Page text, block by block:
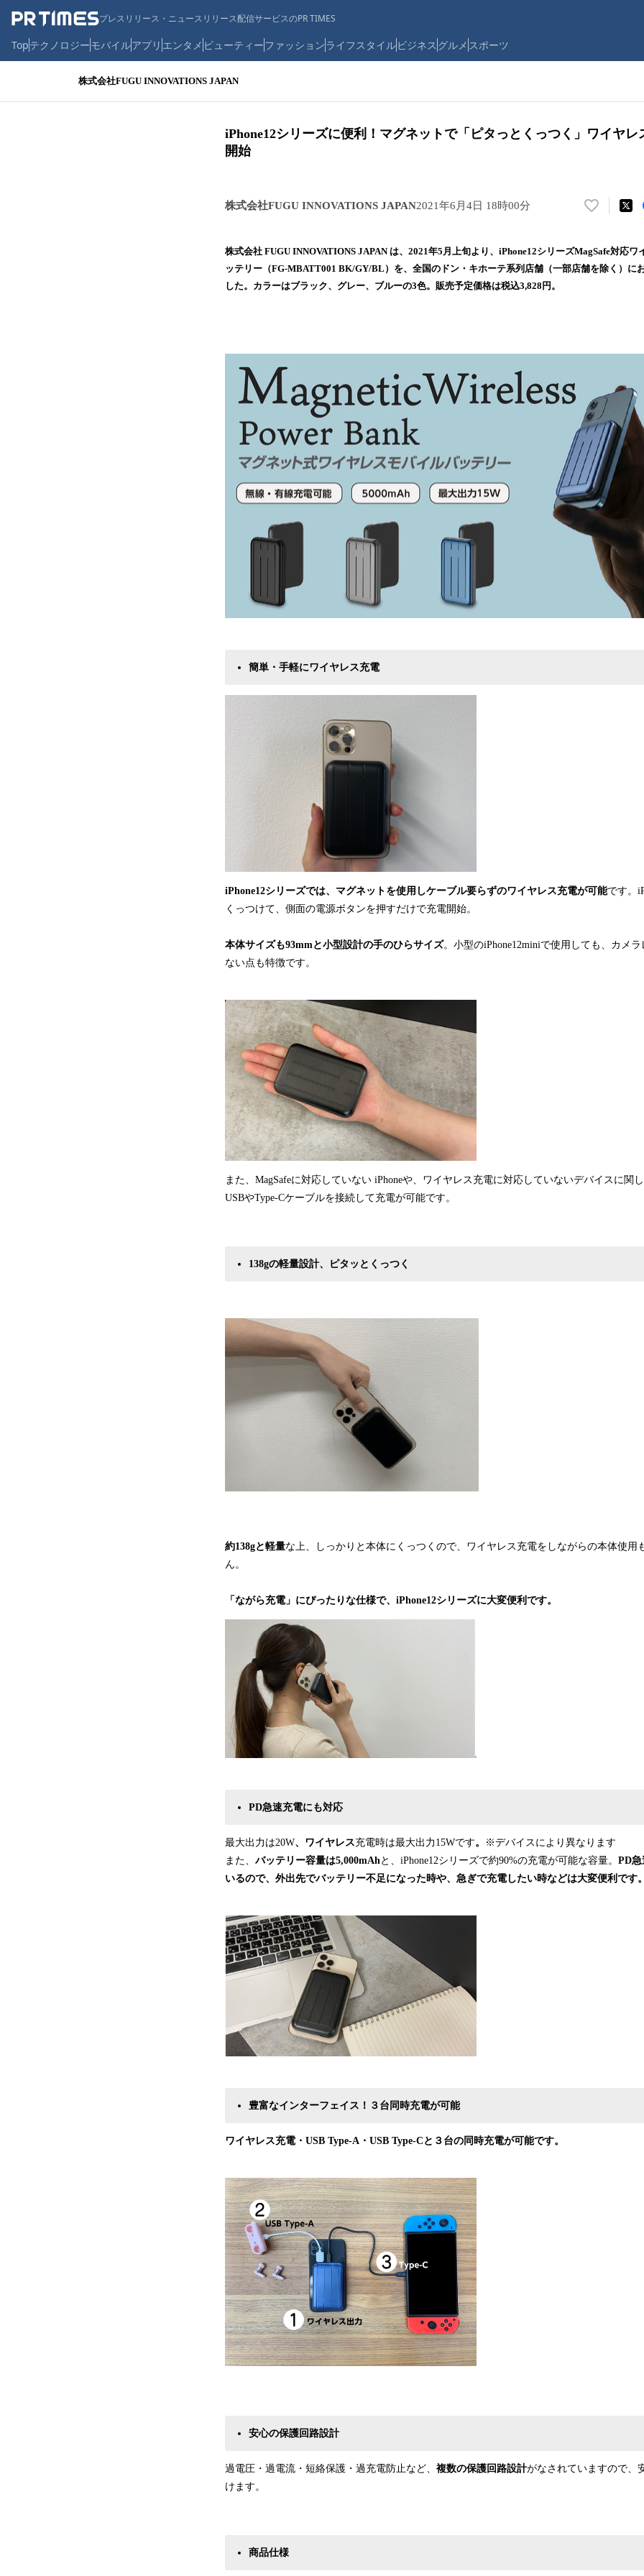
プレスリリース・ニュースリリース配信サービスのPR TIMES
Topテクノロジーモバイルアプリ エンタメ ビューティーファッションライフスタイルビジネス グルメ スポーツ
株式会社FUGU INNOVATIONS JAPAN
iPhone12シリーズに便利！マグネットで「ピタっとくっつく」ワイヤ
開始
株式会社FUGU INNOVATIONS JAPAN2021年6月4日 18時00分
い
！
数
す
株式会社 FUGU INNOVATIONS JAPAN は、2021年5月上旬より、iPhone12シリーズMagSafe対応ワ
ッテリー（FG-MBATT001 BK/GY/BL）を、全国のドン・キホーテ系列店舗（一部店舗を除く）に
した。カラーはブラック、グレー、ブルーの3色。販売予定価格は税込3,828円。
簡単・手軽にワイヤレス充電
iPhone12シリーズでは、マグネットを使用しケーブル要らずのワイヤレス充電が可能です。
くっつけて、側面の電源ボタンを押すだけで充電開始。
本体サイズも93mmと小型設計の手のひらサイズ。小型のiPhone12miniで使用しても、カメ
ない点も特徴です。
また、MagSafeに対応していない iPhoneや、ワイヤレス充電に対応していないデバイスに関
USBやType-Cケーブルを接続して充電が可能です。
138gの軽量設計、ピタッとくっつく
約138gと軽量な上、しっかりと本体にくっつくので、ワイヤレス充電をしながらの本体使用
ん。
「ながら充電」にぴったりな仕様で、iPhone12シリーズに大変便利です。
PD急速充電にも対応
最大出力は20W、ワイヤレス充電時は最大出力15Wです。
※デバイスにより異なります
また、 バッテリー容量は5,000mAhと、iPhone12シリーズで約90%の充電が可能な容量。 PD
いるので、外出先でバッテリー不足になった時や、急ぎで充電したい時などは大変便利です
豊富なインターフェイス！３台同時充電が可能
ワイヤレス充電 ・USB Type-A ・ USB Type-C と３台の 同時充電が可能です。
安心の保護回路設計
過電圧・過電流・短絡保護・過充電防止など、 複数の保護回路設計がなされていますので、
けます。
商品仕様